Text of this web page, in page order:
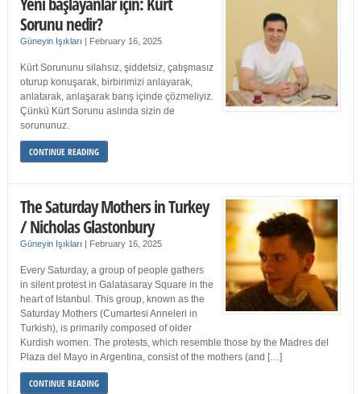
Sorunu nedir?
Güneyin Işıkları | February 16, 2025
Kürt Sorununu silahsız, şiddetsiz, çatışmasız
oturup konuşarak, birbirimizi anlayarak,
anlatarak, anlaşarak barış içinde çözmeliyiz.
Çünkü Kürt Sorunu aslında sizin de
sorununuz.
CONTINUE READING
The Saturday Mothers in Turkey
/ Nicholas Glastonbury
Güneyin Işıkları | February 16, 2025
Every Saturday, a group of people gathers
in silent protest in Galatasaray Square in the
heart of Istanbul. This group, known as the
Saturday Mothers (Cumartesi Anneleri in
Turkish), is primarily composed of older
Kurdish women. The protests, which resemble those by the Madres del
Plaza del Mayo in Argentina, consist of the mothers (and […]
CONTINUE READING